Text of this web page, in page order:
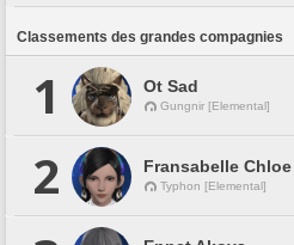
Classements des grandes compagnies
1 Ot Sad
Gungnir [Elemental]
2 Fransabelle Chloe
Typhon [Elemental]